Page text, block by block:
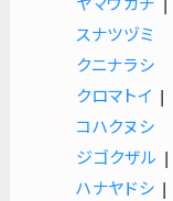
スナツヅミ
クニナラシ
クロマトイ |
コハクヌシ
ジゴクザル |
ハナヤドシ |